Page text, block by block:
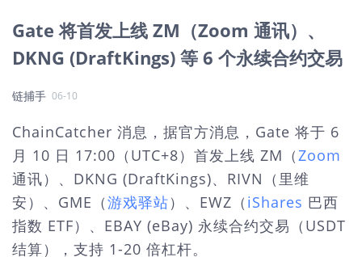
Gate 将首发上线 ZM（Zoom 通讯）、
DKNG (DraftKings) 等 6 个永续合约交易
链捕手 06-10
ChainCatcher 消息， 据官方消息，Gate 将于 6
月 10 日 17:00（UTC+8）首发上线 ZM（Zoom
通讯）、DKNG (DraftKings)、RIVN（里维
安）、GME（游戏驿站）、EWZ（ iShares 巴西
指数 ETF）、EBAY (eBay) 永续合约交易（USDT
结算），支持 1-20 倍杠杆。